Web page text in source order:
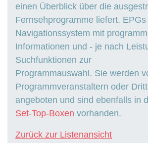
einen Überblick über die
Fernsehprogramme liefert.
Navigationssystem mit
Informationen und - je nach
Suchfunktionen zur
Programmauswahl. Sie werden
Programmveranstaltern oder
angeboten und sind ebenfalls in
Set-Top-Boxen vorhanden.
Zurück zur Listenansicht